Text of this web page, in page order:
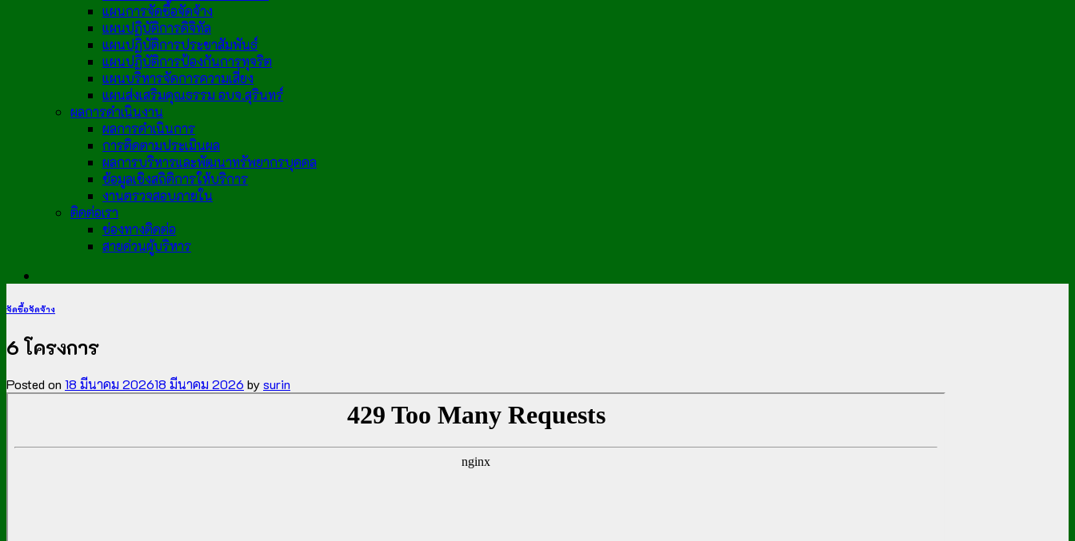
แผนการจัดซื้อจัดจ้าง
แผนปฏิบัติการดิจิทัล
แผนปฏิบัติการประชาสัมพันธ์
แผนปฏิบัติการป้องกันการทุจริต
แผนบริหารจัดการความเสี่ยง
แผนส่งเสริมคุณธรรม อบจ.สุรินทร์
ผลการดำเนินงาน
ผลการดำเนินการ
การติดตามประเมินผล
ผลการบริหารและพัฒนาทรัพยากรบุคคล
ข้อมูลเชิงสถิติการให้บริการ
งานตรวจสอบภายใน
ติดต่อเรา
ช่องทางติดต่อ
สายด่วนผู้บริหาร
จัดซื้อจัดจ้าง
6 โครงการ
Posted on 18 มีนาคม 202618 มีนาคม 2026 bysurin